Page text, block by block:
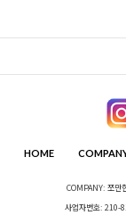
HOME
COMPANY: 쪼만
사업자번호: 210-